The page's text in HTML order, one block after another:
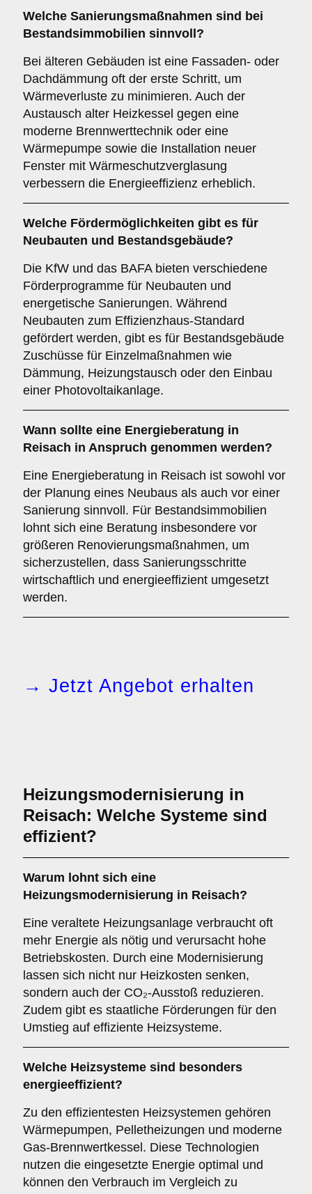
Welche Sanierungsmaßnahmen sind bei
Bestandsimmobilien sinnvoll?
Bei älteren Gebäuden ist eine Fassaden- oder
Dachdämmung oft der erste Schritt, um
Wärmeverluste zu minimieren. Auch der
Austausch alter Heizkessel gegen eine
moderne Brennwerttechnik oder eine
Wärmepumpe sowie die Installation neuer
Fenster mit Wärmeschutzverglasung
verbessern die Energieeffizienz erheblich.
Welche Fördermöglichkeiten gibt es für
Neubauten und Bestandsgebäude?
Die KfW und das BAFA bieten verschiedene
Förderprogramme für Neubauten und
energetische Sanierungen. Während
Neubauten zum Effizienzhaus-Standard
gefördert werden, gibt es für Bestandsgebäude
Zuschüsse für Einzelmaßnahmen wie
Dämmung, Heizungstausch oder den Einbau
einer Photovoltaikanlage.
Wann sollte eine Energieberatung in
Reisach in Anspruch genommen werden?
Eine Energieberatung in Reisach ist sowohl vor
der Planung eines Neubaus als auch vor einer
Sanierung sinnvoll. Für Bestandsimmobilien
lohnt sich eine Beratung insbesondere vor
größeren Renovierungsmaßnahmen, um
sicherzustellen, dass Sanierungsschritte
wirtschaftlich und energieeffizient umgesetzt
werden.
→ Jetzt Angebot erhalten
Heizungsmodernisierung in
Reisach: Welche Systeme sind
effizient?
Warum lohnt sich eine
Heizungsmodernisierung in Reisach?
Eine veraltete Heizungsanlage verbraucht oft
mehr Energie als nötig und verursacht hohe
Betriebskosten. Durch eine Modernisierung
lassen sich nicht nur Heizkosten senken,
sondern auch der CO₂-Ausstoß reduzieren.
Zudem gibt es staatliche Förderungen für den
Umstieg auf effiziente Heizsysteme.
Welche Heizsysteme sind besonders
energieeffizient?
Zu den effizientesten Heizsystemen gehören
Wärmepumpen, Pelletheizungen und moderne
Gas-Brennwertkessel. Diese Technologien
nutzen die eingesetzte Energie optimal und
können den Verbrauch im Vergleich zu